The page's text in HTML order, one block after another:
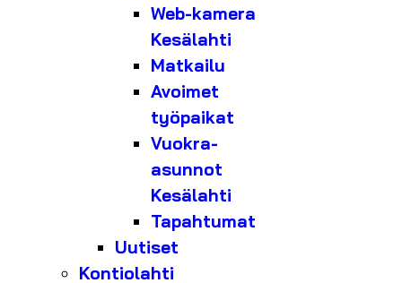
Web-kamera
Kesälahti
Matkailu
Avoimet
työpaikat
Vuokra-
asunnot
Kesälahti
Tapahtumat
Uutiset
Kontiolahti